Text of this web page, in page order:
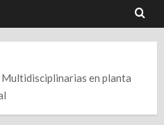
Multidisciplinarias en planta